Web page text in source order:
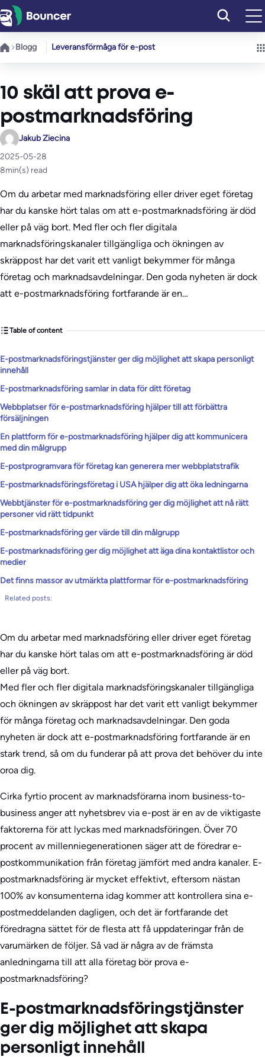
Hoppa
till
innehåll
Blogg Leveransförmåga för e-post
10 skäl att prova e-
postmarknadsföring
Jakub Ziecina
2025-05-28
8min(s) read
Om du arbetar med marknadsföring eller driver eget företag
har du kanske hört talas om att e-postmarknadsföring är död
eller på väg bort. Med fler och fler digitala
marknadsföringskanaler tillgängliga och ökningen av
skräppost har det varit ett vanligt bekymmer för många
företag och marknadsavdelningar. Den goda nyheten är dock
att e-postmarknadsföring fortfarande är en…
Table of content
E-postmarknadsföringstjänster ger dig möjlighet att skapa personligt
innehåll
E-postmarknadsföring samlar in data för ditt företag
Webbplatser för e-postmarknadsföring hjälper till att förbättra
försäljningen
En plattform för e-postmarknadsföring hjälper dig att kommunicera
med din målgrupp
E-postprogramvara för företag kan generera mer webbplatstrafik
E-postmarknadsföringsföretag i USA hjälper dig att öka ledningarna
Webbtjänster för e-postmarknadsföring ger dig möjlighet att nå rätt
personer vid rätt tidpunkt
E-postmarknadsföring ger värde till din målgrupp
E-postmarknadsföring ger dig möjlighet att äga dina kontaktlistor och
medier
Det finns massor av utmärkta plattformar för e-postmarknadsföring
Related posts:
Om du arbetar med marknadsföring eller driver eget företag
har du kanske hört talas om att e-postmarknadsföring är död
eller på väg bort.
Med fler och fler digitala marknadsföringskanaler tillgängliga
och ökningen av skräppost har det varit ett vanligt bekymmer
för många företag och marknadsavdelningar. Den goda
nyheten är dock att e-postmarknadsföring fortfarande är en
stark trend, så om du funderar på att prova det behöver du inte
oroa dig.
Cirka fyrtio procent av marknadsförarna inom business-to-
business anger att nyhetsbrev via e-post är en av de viktigaste
faktorerna för att lyckas med marknadsföringen. Över 70
procent av millenniegenerationen säger att de föredrar e-
postkommunikation från företag jämfört med andra kanaler. E-
postmarknadsföring är mycket effektivt, eftersom nästan
100% av konsumenterna idag kommer att kontrollera sina e-
postmeddelanden dagligen, och det är fortfarande det
föredragna sättet för de flesta att få uppdateringar från de
varumärken de följer. Så vad är några av de främsta
anledningarna till att alla företag bör prova e-
postmarknadsföring?
E-postmarknadsföringstjänster
ger dig möjlighet att skapa
personligt innehåll